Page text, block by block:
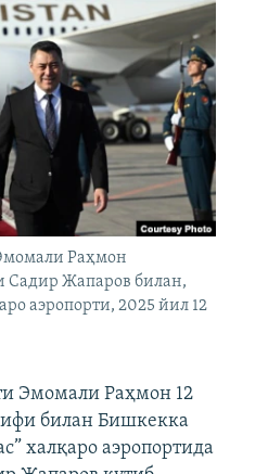
Раҳмон
Садир Жапаров билан,
аэропорти, 2025 йил 12
Эмомали Раҳмон 12
билан Бишкекка
халқаро аэропортида